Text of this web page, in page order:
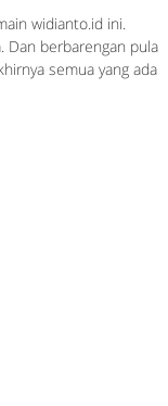
widianto.id ini.
Dan berbarengan pula
semua yang ada